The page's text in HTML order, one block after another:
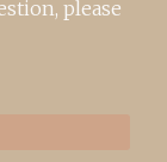
please